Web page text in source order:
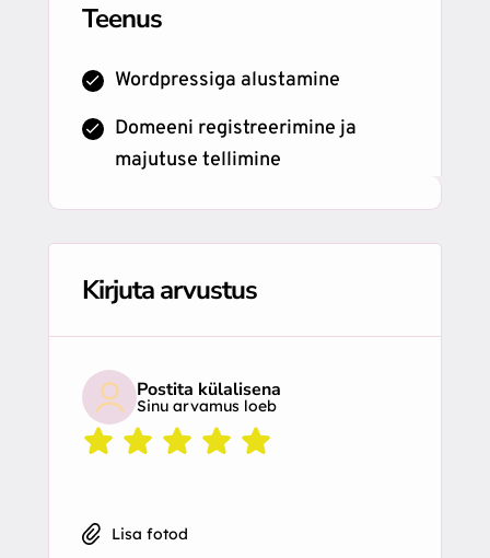
Teenus
Wordpressiga alustamine
Domeeni registreerimine ja
majutuse tellimine
Kirjuta arvustus
Postita külalisena
Sinu arvamus loeb
Lisa fotod